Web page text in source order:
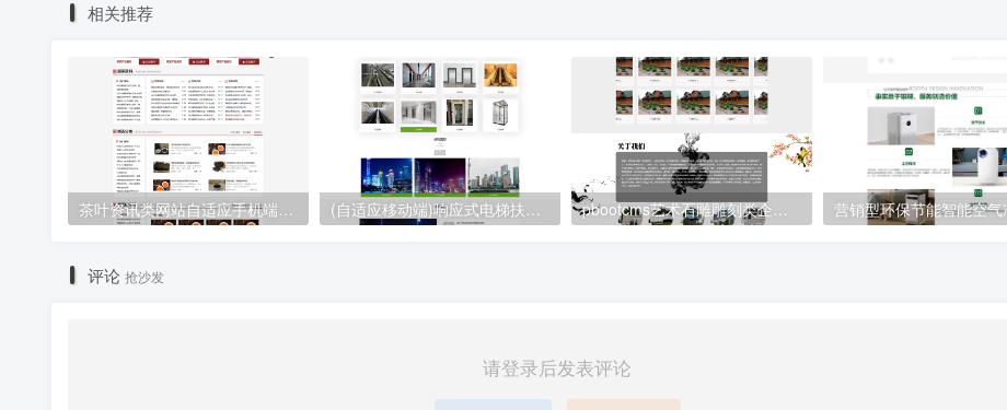
相关推荐
茶叶资讯类网站自适应手机端pbootcms模板 茶叶产品茶叶知识信息网站源码下载 (自适应移动端)响应式电梯扶梯类pbootcms模板 电梯生产企业绿色官网网站源码下载 pbootcms艺术石雕雕刻类企业网站模板 （PC+手机版）古典水墨风格网站源码下载
评论 抢沙发
请登录后发表评论